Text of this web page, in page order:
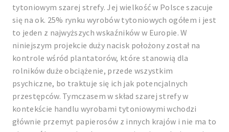
tytoniowym szarej strefy. Jej wielkość w Polsce szacuje
się na ok. 25% rynku wyrobów tytoniowych ogółem i jest
to jeden z najwyższych wskaźników w Europie. W
niniejszym projekcie duży nacisk położony został na
kontrole wśród plantatorów, które stanowią dla
rolników duże obciążenie, przede wszystkim
psychiczne, bo traktuje się ich jak potencjalnych
przestępców. Tymczasem w skład szarej strefy w
kontekście handlu wyrobami tytoniowymi wchodzi
głównie przemyt papierosów z innych krajów i nie ma to